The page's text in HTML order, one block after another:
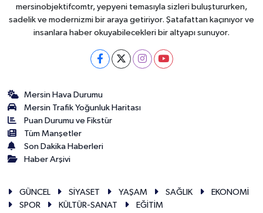
mersinobjektifcomtr, yepyeni temasıyla sizleri buluştururken,
sadelik ve modernizmi bir araya getiriyor. Şatafattan kaçınıyor ve
insanlara haber okuyabilecekleri bir altyapı sunuyor.
Mersin Hava Durumu
Mersin Trafik Yoğunluk Haritası
Puan Durumu ve Fikstür
Tüm Manşetler
Son Dakika Haberleri
Haber Arşivi
GÜNCEL SİYASET YAŞAM SAĞLIK
EKONOMİ
SPOR
KÜLTÜR-SANAT EĞİTİM